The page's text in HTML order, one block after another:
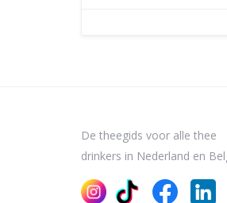
De theegids voor alle thee
drinkers in Nederland en